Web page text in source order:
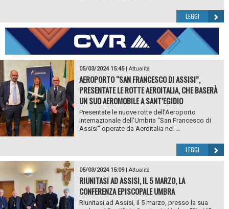
LEGGI
05/03/2024 15:45| Attualità
AEROPORTO “SAN FRANCESCO DI ASSISI”,
PRESENTATE LE ROTTE AEROITALIA, CHE BASERÀ
UN SUO AEROMOBILE A SANT’EGIDIO
Presentate le nuove rotte dell’Aeroporto
Internazionale dell’Umbria “San Francesco di
Assisi” operate da Aeroitalia nel ...
LEGGI
05/03/2024 15:09| Attualità
RIUNITASI AD ASSISI, IL 5 MARZO, LA
CONFERENZA EPISCOPALE UMBRA
Riunitasi ad Assisi, il 5 marzo, presso la sua